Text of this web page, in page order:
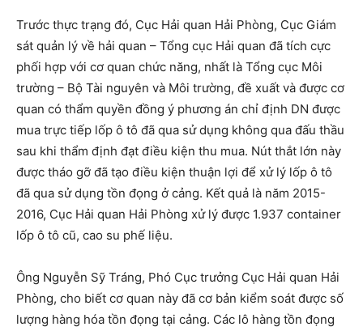
Trước thực trạng đó, Cục Hải quan Hải Phòng, Cục Giám
sát quản lý về hải quan – Tổng cục Hải quan đã tích cực
phối hợp với cơ quan chức năng, nhất là Tổng cục Môi
trường – Bộ Tài nguyên và Môi trường, đề xuất và được cơ
quan có thẩm quyền đồng ý phương án chỉ định DN được
mua trực tiếp lốp ô tô đã qua sử dụng không qua đấu thầu
sau khi thẩm định đạt điều kiện thu mua. Nút thắt lớn này
được tháo gỡ đã tạo điều kiện thuận lợi để xử lý lốp ô tô
đã qua sử dụng tồn đọng ở cảng. Kết quả là năm 2015-
2016, Cục Hải quan Hải Phòng xử lý được 1.937 container
lốp ô tô cũ, cao su phế liệu.
Ông Nguyễn Sỹ Tráng, Phó Cục trưởng Cục Hải quan Hải
Phòng, cho biết cơ quan này đã cơ bản kiểm soát được số
lượng hàng hóa tồn đọng tại cảng. Các lô hàng tồn đọng